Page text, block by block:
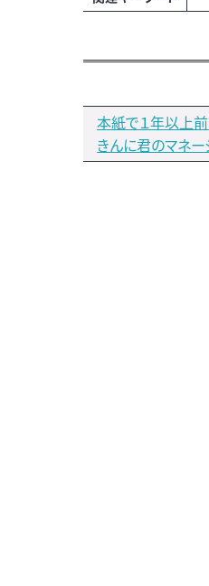
本紙で１年以上
きんに君のマネ